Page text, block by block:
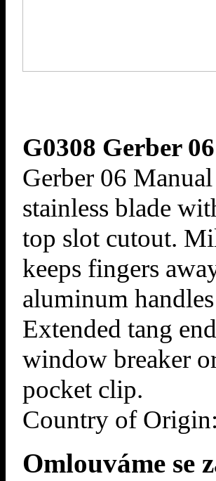
G0308 Gerber
Gerber 06
stainless blade
top slot cutout.
keeps fingers
aluminum
Extended tang
window breaker
pocket clip.
Country of
Omlouváme se